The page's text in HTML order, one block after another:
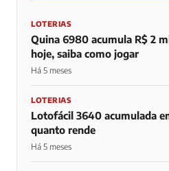
LOTERIAS
Quina 6980 acumula R$ 2
hoje, saiba como jogar
Há 5 meses
LOTERIAS
Lotofácil 3640 acumulada
quanto rende
Há 5 meses